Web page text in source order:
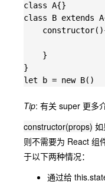
class A{}
class B extends
    }
}
Tip: 有关 super 更多
constructor(props) 如
则不需要为 React 组
于以下两种情况：
通过给